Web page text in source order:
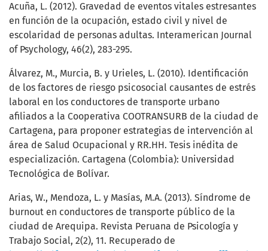
Acuña, L. (2012). Gravedad de eventos vitales estresantes
en función de la ocupación, estado civil y nivel de
escolaridad de personas adultas. Interamerican Journal
of Psychology, 46(2), 283-295.
Álvarez, M., Murcia, B. y Urieles, L. (2010). Identificación
de los factores de riesgo psicosocial causantes de estrés
laboral en los conductores de transporte urbano
afiliados a la Cooperativa COOTRANSURB de la ciudad de
Cartagena, para proponer estrategias de intervención al
área de Salud Ocupacional y RR.HH. Tesis inédita de
especialización. Cartagena (Colombia): Universidad
Tecnológica de Bolívar.
Arias, W., Mendoza, L. y Masías, M.A. (2013). Síndrome de
burnout en conductores de transporte público de la
ciudad de Arequipa. Revista Peruana de Psicología y
Trabajo Social, 2(2), 11. Recuperado de